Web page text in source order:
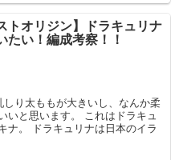
トオリジン】ドラキュリナ
たい！編成考察！！
り太ももが大きいし、なんか柔
いと思います。 これはドラキュ
ナ。 ドラキュリナは日本のイラ